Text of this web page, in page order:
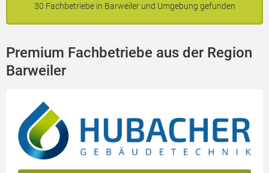
30 Fachbetriebe in Barweiler und Umgebung gefunden
Premium Fachbetriebe aus der Region
Barweiler